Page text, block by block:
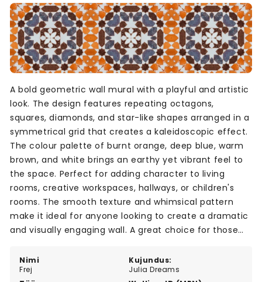
Nimi
Frej
Kujundus:
Julia Dreams
A bold geometric wall mural with a playful and artistic
look. The design features repeating octagons,
squares, diamonds, and star-like shapes arranged in a
symmetrical grid that creates a kaleidoscopic effect.
The colour palette of burnt orange, deep blue, warm
brown, and white brings an earthy yet vibrant feel to
the space. Perfect for adding character to living
rooms, creative workspaces, hallways, or children's
rooms. The smooth texture and whimsical pattern
make it ideal for anyone looking to create a dramatic
and visually engaging wall. A great choice for those